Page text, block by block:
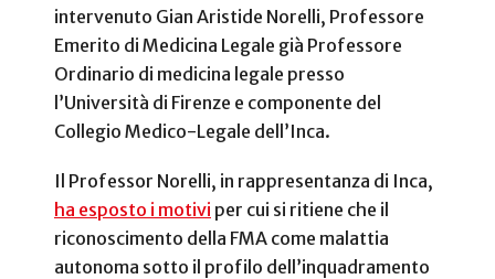
intervenuto Gian Aristide Norelli, Professore
Emerito di Medicina Legale già Professore
Ordinario di medicina legale presso
l’Università di Firenze e componente del
Collegio Medico-Legale dell’Inca.
Il Professor Norelli, in rappresentanza di Inca,
ha esposto i motivi per cui si ritiene che il
riconoscimento della FMA come malattia
autonoma sotto il profilo dell’inquadramento